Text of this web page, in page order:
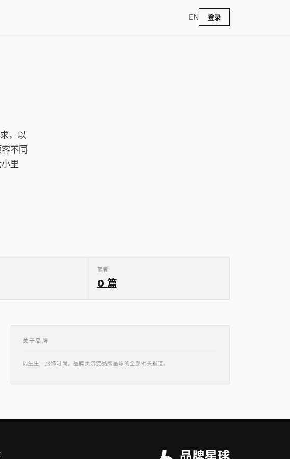
EN 登录
，以
不同
里
常青
0 篇
关于品牌
周生生 · 服饰时尚。品牌页沉淀品牌星球的全部相关报道。